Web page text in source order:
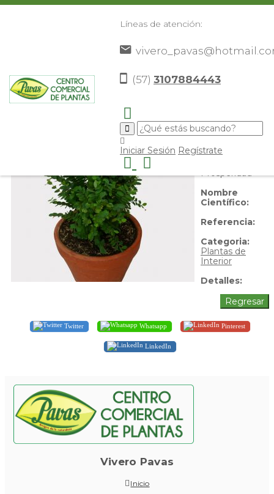
Líneas de atención:
(57) 3107884443
Iniciar Sesión Regístrate
Arbol de la Prosperidad
Común:
Prosperidad
Nombre
Científico:
Referencia:
Categoria:
Plantas de
Interior
Detalles:
Twitter Whatsapp Pinterest
LinkedIn
Vivero Pavas
Inicio